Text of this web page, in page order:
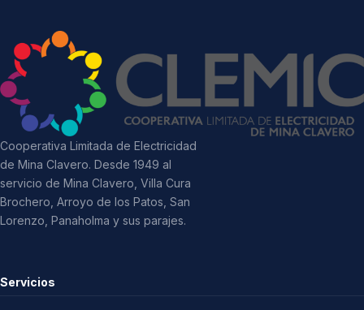
Cooperativa Limitada de Electricidad
de Mina Clavero. Desde 1949 al
servicio de Mina Clavero, Villa Cura
Brochero, Arroyo de los Patos, San
Lorenzo, Panaholma y sus parajes.
Servicios